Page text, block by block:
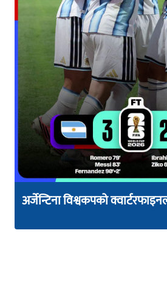
अर्जेन्टिना विश्वकपको